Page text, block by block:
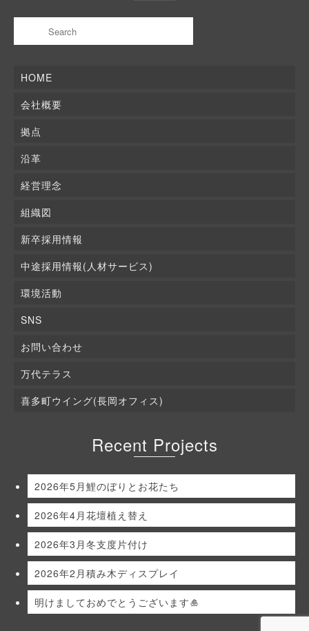
HOME
会社概要
拠点
沿革
経営理念
組織図
新卒採用情報
中途採用情報(人材サービス)
環境活動
SNS
お問い合わせ
万代テラス
喜多町ウイング(長岡オフィス)
Recent Projects
2026年5月鯉のぼりとお花たち
2026年4月花壇植え替え
2026年3月冬支度片付け
2026年2月積み木ディスプレイ
明けましておめでとうございます🎍